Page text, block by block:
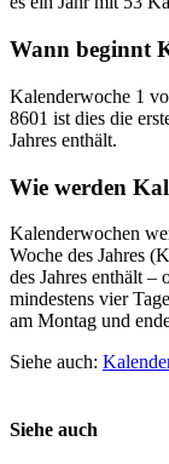
Wann beginnt
Kalenderwoche 1
8601 ist dies die
Jahres enthält.
Wie werden
Kalenderwochen
Woche des Jahres
des Jahres enthält –
mindestens vier
am Montag und
Siehe auch:
Siehe auch